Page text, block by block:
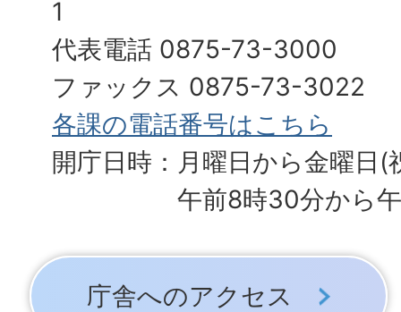
1
代表電話 0875-73-3000
ファックス 0875-73-3022
各課の電話番号はこちら
開庁日時：月曜日から金曜日(
午前8時30分から
庁舎へのアクセス